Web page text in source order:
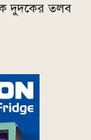
দুদকের তলব